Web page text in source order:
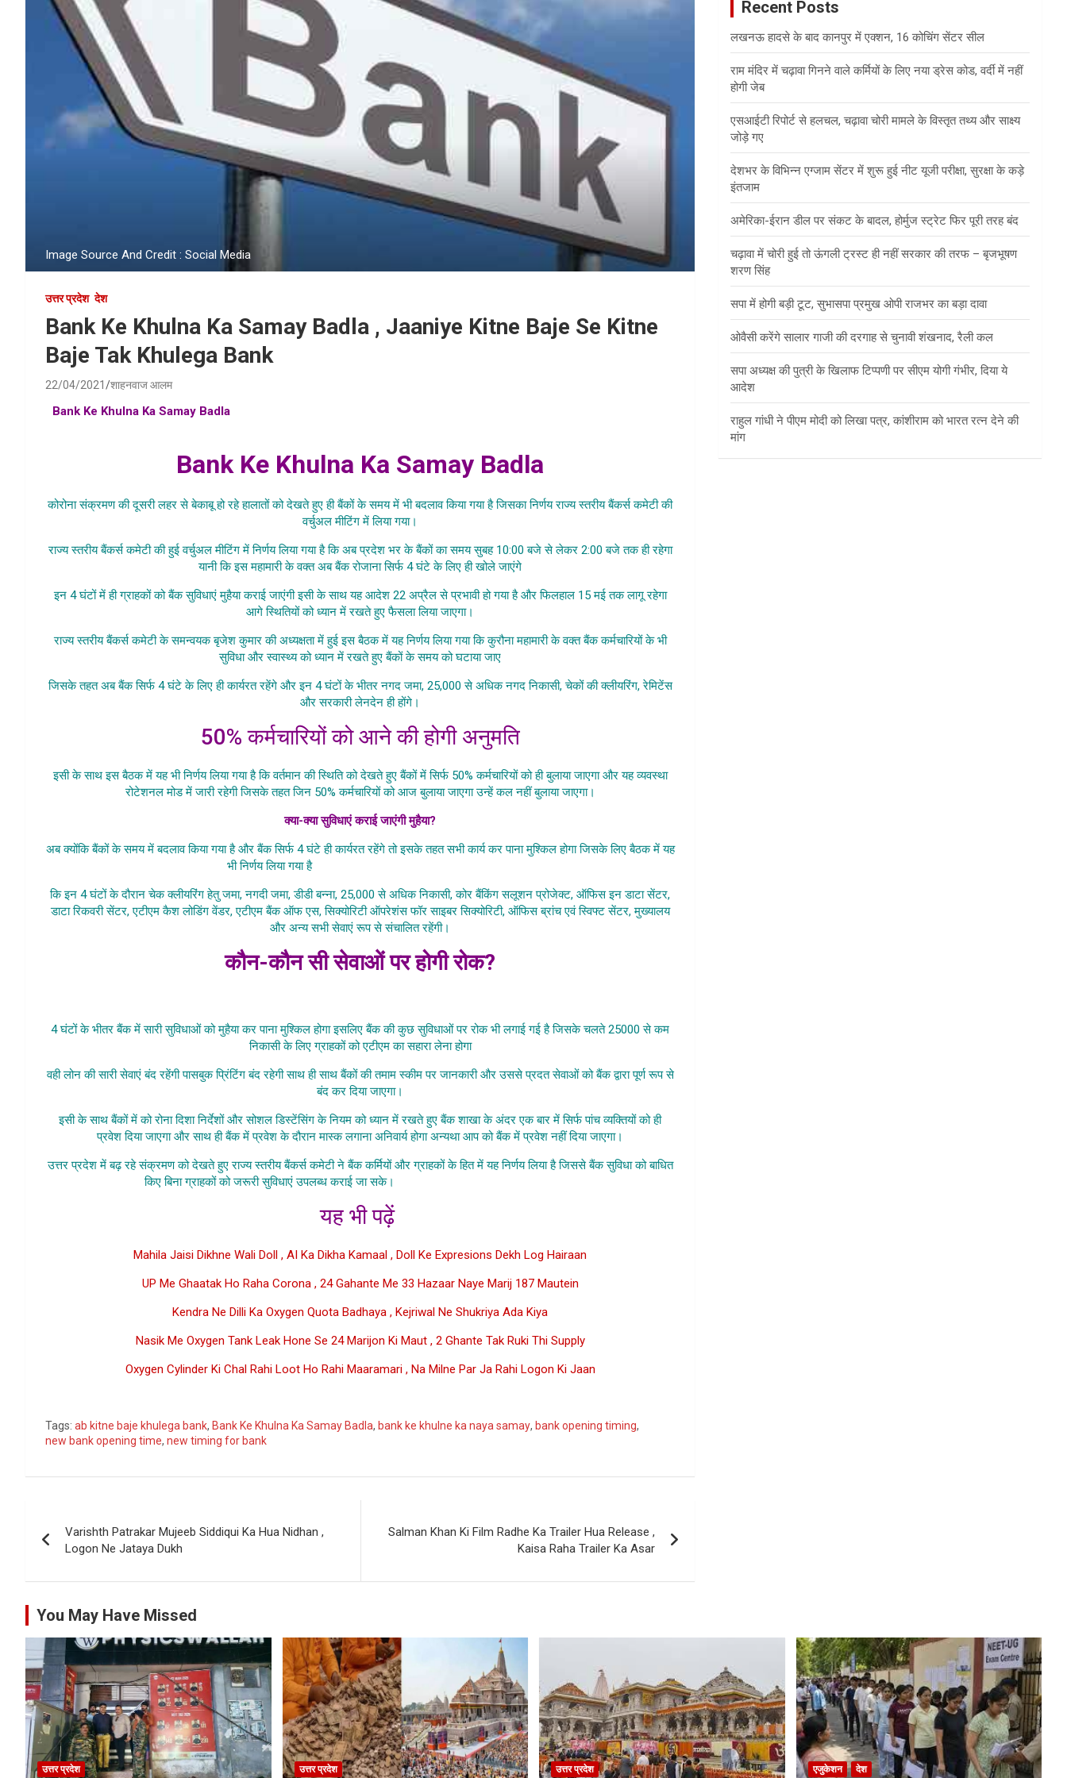
Image Source And Credit : Social Media
उत्तर प्रदेश देश
Bank Ke Khulna Ka Samay Badla , Jaaniye Kitne Baje Se Kitne
Baje Tak Khulega Bank
22/04/2021 शाहनवाज आलम
Bank Ke Khulna Ka Samay Badla, bank opening timing , new timing for bank , new bank opening time , bank ke khulne
Bank Ke Khulna Ka Samay Badla
कोरोना संक्रमण की दूसरी लहर से बेकाबू हो रहे हालातों को देखते हुए ही बैंकों के समय में भी बदलाव किया गया है जिसका निर्णय राज्य स्तरीय बैंकर्स कमेटी की
वर्चुअल मीटिंग में लिया गया।
राज्य स्तरीय बैंकर्स कमेटी की हुई वर्चुअल मीटिंग में निर्णय लिया गया है कि अब प्रदेश भर के बैंकों का समय सुबह 10:00 बजे से लेकर 2:00 बजे तक ही रहेगा
यानी कि इस महामारी के वक्त अब बैंक रोजाना सिर्फ 4 घंटे के लिए ही खोले जाएंगे
इन 4 घंटों में ही ग्राहकों को बैंक सुविधाएं मुहैया कराई जाएंगी इसी के साथ यह आदेश 22 अप्रैल से प्रभावी हो गया है और फिलहाल 15 मई तक लागू रहेगा
आगे स्थितियों को ध्यान में रखते हुए फैसला लिया जाएगा।
राज्य स्तरीय बैंकर्स कमेटी के समन्वयक बृजेश कुमार की अध्यक्षता में हुई इस बैठक में यह निर्णय लिया गया कि कुरौना महामारी के वक्त बैंक कर्मचारियों के भी
सुविधा और स्वास्थ्य को ध्यान में रखते हुए बैंकों के समय को घटाया जाए
जिसके तहत अब बैंक सिर्फ 4 घंटे के लिए ही कार्यरत रहेंगे और इन 4 घंटों के भीतर नगद जमा, 25,000 से अधिक नगद निकासी, चेकों की क्लीयरिंग, रेमिटेंस
और सरकारी लेनदेन ही होंगे।
50% कर्मचारियों को आने की होगी अनुमति
इसी के साथ इस बैठक में यह भी निर्णय लिया गया है कि वर्तमान की स्थिति को देखते हुए बैंकों में सिर्फ 50% कर्मचारियों को ही बुलाया जाएगा और यह व्यवस्था
रोटेशनल मोड में जारी रहेगी जिसके तहत जिन 50% कर्मचारियों को आज बुलाया जाएगा उन्हें कल नहीं बुलाया जाएगा।
क्या-क्या सुविधाएं कराई जाएंगी मुहैया?
अब क्योंकि बैंकों के समय में बदलाव किया गया है और बैंक सिर्फ 4 घंटे ही कार्यरत रहेंगे तो इसके तहत सभी कार्य कर पाना मुश्किल होगा जिसके लिए बैठक में यह
भी निर्णय लिया गया है
कि इन 4 घंटों के दौरान चेक क्लीयरिंग हेतु जमा, नगदी जमा, डीडी बन्ना, 25,000 से अधिक निकासी, कोर बैंकिंग सलूशन प्रोजेक्ट, ऑफिस इन डाटा सेंटर,
डाटा रिकवरी सेंटर, एटीएम कैश लोडिंग वेंडर, एटीएम बैंक ऑफ एस, सिक्योरिटी ऑपरेशंस फॉर साइबर सिक्योरिटी, ऑफिस ब्रांच एवं स्विफ्ट सेंटर, मुख्यालय
और अन्य सभी सेवाएं रूप से संचालित रहेंगी।
कौन-कौन सी सेवाओं पर होगी रोक?
4 घंटों के भीतर बैंक में सारी सुविधाओं को मुहैया कर पाना मुश्किल होगा इसलिए बैंक की कुछ सुविधाओं पर रोक भी लगाई गई है जिसके चलते 25000 से कम
निकासी के लिए ग्राहकों को एटीएम का सहारा लेना होगा
वही लोन की सारी सेवाएं बंद रहेंगी पासबुक प्रिंटिंग बंद रहेगी साथ ही साथ बैंकों की तमाम स्कीम पर जानकारी और उससे प्रदत सेवाओं को बैंक द्वारा पूर्ण रूप से
बंद कर दिया जाएगा।
इसी के साथ बैंकों में को रोना दिशा निर्देशों और सोशल डिस्टेंसिंग के नियम को ध्यान में रखते हुए बैंक शाखा के अंदर एक बार में सिर्फ पांच व्यक्तियों को ही
प्रवेश दिया जाएगा और साथ ही बैंक में प्रवेश के दौरान मास्क लगाना अनिवार्य होगा अन्यथा आप को बैंक में प्रवेश नहीं दिया जाएगा।
उत्तर प्रदेश में बढ़ रहे संक्रमण को देखते हुए राज्य स्तरीय बैंकर्स कमेटी ने बैंक कर्मियों और ग्राहकों के हित में यह निर्णय लिया है जिससे बैंक सुविधा को बाधित
किए बिना ग्राहकों को जरूरी सुविधाएं उपलब्ध कराई जा सके।
यह भी पढ़ें
Mahila Jaisi Dikhne Wali Doll , AI Ka Dikha Kamaal , Doll Ke Expresions Dekh Log Hairaan
UP Me Ghaatak Ho Raha Corona , 24 Gahante Me 33 Hazaar Naye Marij 187 Mautein
Kendra Ne Dilli Ka Oxygen Quota Badhaya , Kejriwal Ne Shukriya Ada Kiya
Nasik Me Oxygen Tank Leak Hone Se 24 Marijon Ki Maut , 2 Ghante Tak Ruki Thi Supply
Oxygen Cylinder Ki Chal Rahi Loot Ho Rahi Maaramari , Na Milne Par Ja Rahi Logon Ki Jaan
Tags: ab kitne baje khulega bank, Bank Ke Khulna Ka Samay Badla, bank ke khulne ka naya samay, bank opening timing,
new bank opening time, new timing for bank
navigation
Varishth Patrakar Mujeeb Siddiqui Ka Hua Nidhan ,
Logon Ne Jataya Dukh
Salman Khan Ki Film Radhe Ka Trailer Hua Release ,
Kaisa Raha Trailer Ka Asar
Recent Posts
लखनऊ हादसे के बाद कानपुर में एक्शन, 16 कोचिंग सेंटर सील
राम मंदिर में चढ़ावा गिनने वाले कर्मियों के लिए नया ड्रेस कोड, वर्दी में नहीं
होगी जेब
एसआईटी रिपोर्ट से हलचल, चढ़ावा चोरी मामले के विस्तृत तथ्य और साक्ष्य
जोड़े गए
देशभर के विभिन्न एग्जाम सेंटर में शुरू हुई नीट यूजी परीक्षा, सुरक्षा के कड़े
इंतजाम
अमेरिका-ईरान डील पर संकट के बादल, होर्मुज स्ट्रेट फिर पूरी तरह बंद
चढ़ावा में चोरी हुई तो ऊंगली ट्रस्ट ही नहीं सरकार की तरफ – बृजभूषण
शरण सिंह
सपा में होगी बड़ी टूट, सुभासपा प्रमुख ओपी राजभर का बड़ा दावा
ओवैसी करेंगे सालार गाजी की दरगाह से चुनावी शंखनाद, रैली कल
सपा अध्यक्ष की पुत्री के खिलाफ टिप्पणी पर सीएम योगी गंभीर, दिया ये
आदेश
राहुल गांधी ने पीएम मोदी को लिखा पत्र, कांशीराम को भारत रत्न देने की
मांग
You May Have Missed
उत्तर प्रदेश उत्तर प्रदेश उत्तर प्रदेश एजुकेशन देश